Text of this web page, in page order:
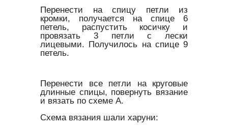
Перенести на спицу петли из
кромки, получается на спице 6
петель, распустить косичку и
провязать 3 петли с лески
лицевыми. Получилось на спице 9
петель.
Перенести все петли на круговые
длинные спицы, повернуть вязание
и вязать по схеме А.
Схема вязания шали харуни: